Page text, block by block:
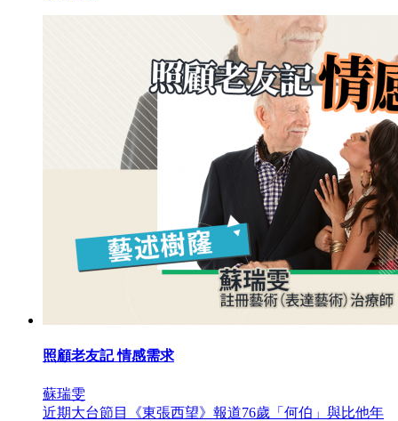
照顧老友記 情感需求
蘇瑞雯
近期大台節目《東張西望》報道76歲「何伯」與比他年